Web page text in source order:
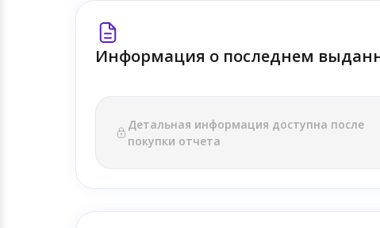
Информация о последнем
Детальная информация доступна после
покупки отчета